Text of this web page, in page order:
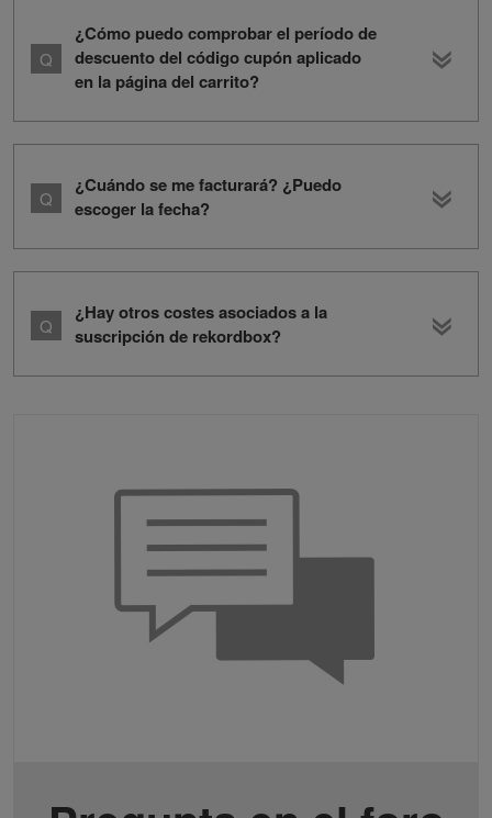
¿Cómo puedo comprobar el período de
descuento del código cupón aplicado
en la página del carrito?
¿Cuándo se me facturará? ¿Puedo
escoger la fecha?
¿Hay otros costes asociados a la
suscripción de rekordbox?